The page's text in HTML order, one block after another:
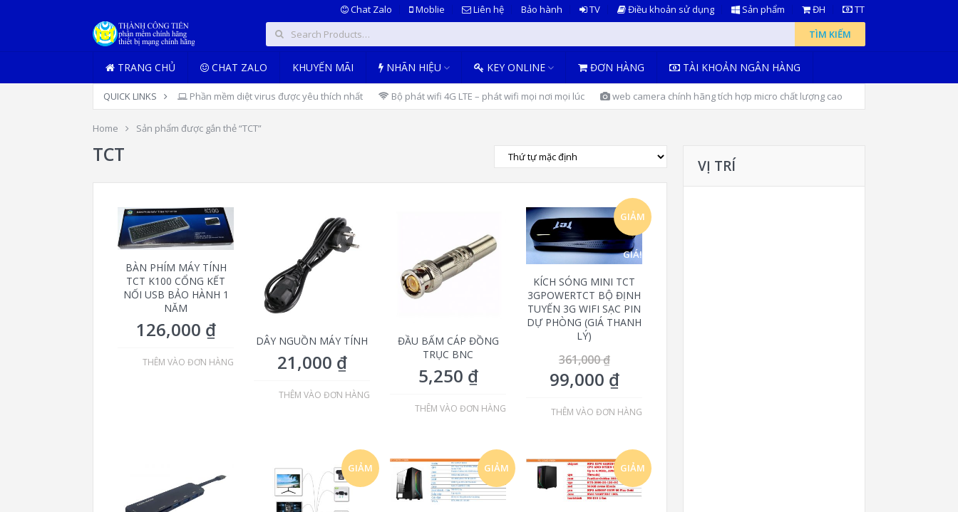
Chat Zalo Moblie Liên hệ Bảo hành TV Điều khoản sử dụng Sản phẩm ĐH
TT
TÌM KIẾM
TRANG CHỦ CHAT ZALO KHUYẾN MÃI NHÃN HIỆU KEY ONLINE ĐƠN HÀNG TÀI KHOẢN NGÂN HÀNG
QUICK LINKS Phần mềm diệt virus được yêu thích nhất Bộ phát wifi 4G LTE – phát wifi mọi nơi mọi lúc web camera chính hãng tích hợp micro chất lượng cao
Home Sản phẩm được gắn thẻ “TCT”
TCT
BÀN PHÍM MÁY TÍNH
TCT K100 CỔNG KẾT
NỐI USB BẢO HÀNH 1
NĂM
126,000 ₫
THÊM VÀO ĐƠN HÀNG
DÂY NGUỒN MÁY TÍNH
21,000 ₫
THÊM VÀO ĐƠN HÀNG
ĐẦU BẤM CÁP ĐỒNG
TRỤC BNC
5,250 ₫
THÊM VÀO ĐƠN HÀNG
GIẢM
GIÁ!
KÍCH SÓNG MINI TCT
3GPOWERTCT BỘ ĐỊNH
TUYẾN 3G WIFI SẠC PIN
DỰ PHÒNG (GIÁ THANH
LÝ)
361,000₫
99,000 ₫
THÊM VÀO ĐƠN HÀNG
GIẢM GIẢM GIẢM
VỊ TRÍ